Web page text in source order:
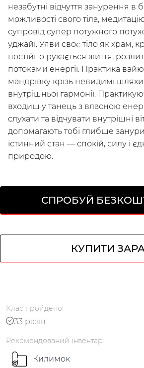
Інструктори
Мій кабінет / Зареєструйся
Українська
незабутні відчуття занурення в
можливості свого тіла,
супровід супер потужного
уджайї. Уяви своє тіло як храм,
постійно рухається життя,
потоками енергії. Практика
мандрівку крізь невидимі
внутрішньої гармонії.
входиш у танець з власною
слухати та відчувати внутрішні
допомагають тобі глибше
істинний стан — спокій, силу і
природою.
СПРОБУЙ
КУПИТИ
Клас пройдено:
33 разів
Рекомендований інвентар:
Килимок